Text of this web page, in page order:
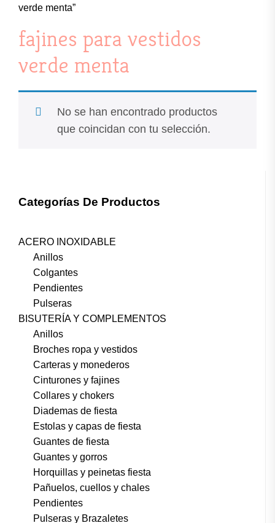
verde menta”
fajines para vestidos
verde menta
No se han encontrado productos
que coincidan con tu selección.
Categorías De Productos
ACERO INOXIDABLE
Anillos
Colgantes
Pendientes
Pulseras
BISUTERÍA Y COMPLEMENTOS
Anillos
Broches ropa y vestidos
Carteras y monederos
Cinturones y fajines
Collares y chokers
Diademas de fiesta
Estolas y capas de fiesta
Guantes de fiesta
Guantes y gorros
Horquillas y peinetas fiesta
Pañuelos, cuellos y chales
Pendientes
Pulseras y Brazaletes